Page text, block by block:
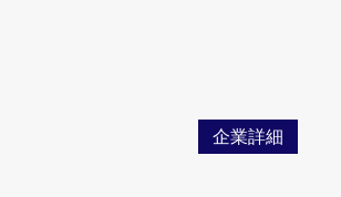
企業詳細